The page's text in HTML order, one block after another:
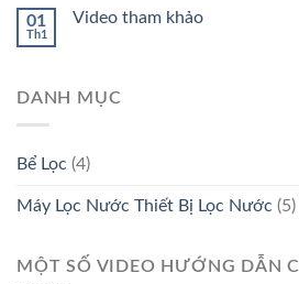
01
Th1
Video tham khảo
DANH MỤC
Bể Lọc (4)
Máy Lọc Nước Thiết Bị Lọc Nước (5)
MỘT SỐ VIDEO HƯỚNG DẪN